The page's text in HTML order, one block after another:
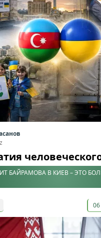
БАЙРАМОВА В КИЕВ – ЭТО